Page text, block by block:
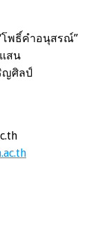
โพธิ์คำอนุสรณ์”
สน
ญศิลป์